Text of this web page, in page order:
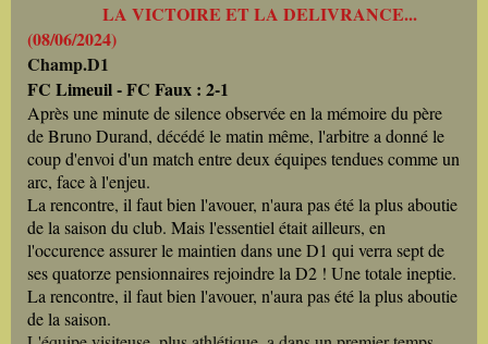
LA VICTOIRE ET LA DELIVRANCE...
(08/06/2024)
Champ.D1
FC Limeuil - FC Faux : 2-1
Après une minute de silence observée en la mémoire du père
de Bruno Durand, décédé le matin même, l'arbitre a donné le
coup d'envoi d'un match entre deux équipes tendues comme un
arc, face à l'enjeu.
La rencontre, il faut bien l'avouer, n'aura pas été la plus aboutie
de la saison du club. Mais l'essentiel était ailleurs, en
l'occurence assurer le maintien dans une D1 qui verra sept de
ses quatorze pensionnaires rejoindre la D2 ! Une totale ineptie.
La rencontre, il faut bien l'avouer, n'aura pas été la plus aboutie
de la saison.